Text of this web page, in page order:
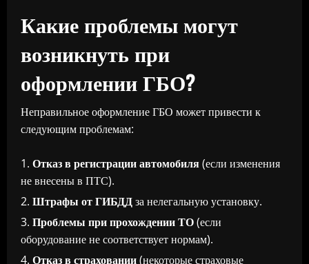
Какие проблемы могут
возникнуть при
оформлении ГБО?
Неправильное оформление ГБО может привести к
следующим проблемам:
Отказ в регистрации автомобиля(если изменения
не внесены в ПТС).
Штрафы от ГИБДДза нелегальную установку.
Проблемы при прохождении ТО(если
оборудование не соответствует нормам).
Отказ в страховании(некоторые страховые